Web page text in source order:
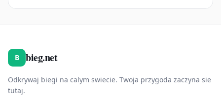
B bieg.net
Odkrywaj biegi na calym swiecie. Twoja przygoda zaczyna sie
tutaj.